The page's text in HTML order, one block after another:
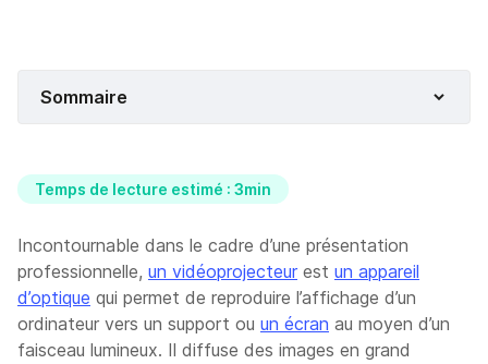
Sommaire
Temps de lecture estimé : 3min
Incontournable dans le cadre d’une présentation
professionnelle, un vidéoprojecteur est un appareil
d’optique qui permet de reproduire l’affichage d’un
ordinateur vers un support ou un écran au moyen d’un
faisceau lumineux. Il diffuse des images en grand